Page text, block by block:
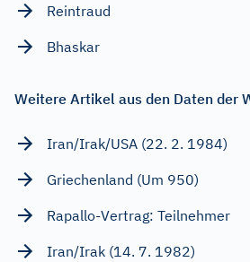
Reintraud
Bhaskar
Weitere Artikel aus den Daten der
Iran/Irak/USA (22. 2. 1984)
Griechenland (Um 950)
Rapallo-Vertrag: Teilnehmer
Iran/Irak (14. 7. 1982)